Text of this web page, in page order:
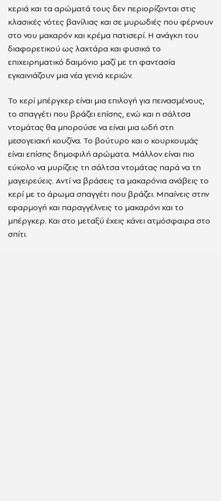
κεριά και τα αρώματά τους δεν περιορίζονται στις
κλασικές νότες βανίλιας και σε μυρωδιές που φέρνουν
στο νου μακαρόν και κρέμα πατισερί. Η ανάγκη του
διαφορετικού ως λαχτάρα και φυσικά το
επιχειρηματικό δαιμόνιο μαζί με τη φαντασία
εγκαινιάζουν μια νέα γενιά κεριών.
Το κερί μπέργκερ είναι μια επιλογή για πεινασμένους,
το σπαγγέτι που βράζει επίσης, ενώ και η σάλτσα
ντομάτας θα μπορούσε να είναι μια ωδή στη
μεσογειακή κουζίνα. Το βούτυρο και ο κουρκουμάς
είναι επίσης δημοφιλή αρώματα. Μάλλον είναι πιο
εύκολο να μυρίζεις τη σάλτσα ντομάτας παρά να τη
μαγειρεύεις. Αντί να βράσεις τα μακαρόνια ανάβεις το
κερί με το άρωμα σπαγγέτι που βράζει. Μπαίνεις στην
εφαρμογή και παραγγέλνεις το μακαρόνι και το
μπέργκερ. Και στο μεταξύ έχεις κάνει ατμόσφαιρα στο
σπίτι.